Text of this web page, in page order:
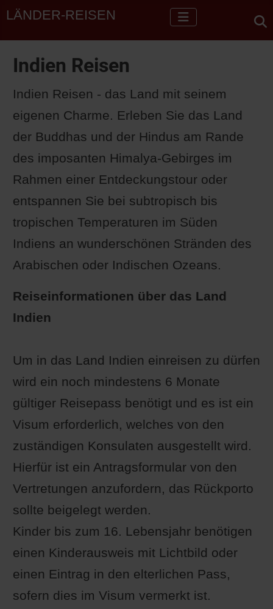
LÄNDER-REISEN
Indien Reisen
Indien Reisen - das Land mit seinem
eigenen Charme. Erleben Sie das Land
der Buddhas und der Hindus am Rande
des imposanten Himalya-Gebirges im
Rahmen einer Entdeckungstour oder
entspannen Sie bei subtropisch bis
tropischen Temperaturen im Süden
Indiens an wunderschönen Stränden des
Arabischen oder Indischen Ozeans.
Reiseinformationen über das Land
Indien
Um in das Land Indien einreisen zu dürfen
wird ein noch mindestens 6 Monate
gültiger Reisepass benötigt und es ist ein
Visum erforderlich, welches von den
zuständigen Konsulaten ausgestellt wird.
Hierfür ist ein Antragsformular von den
Vertretungen anzufordern, das Rückporto
sollte beigelegt werden.
Kinder bis zum 16. Lebensjahr benötigen
einen Kinderausweis mit Lichtbild oder
einen Eintrag in den elterlichen Pass,
sofern dies im Visum vermerkt ist.